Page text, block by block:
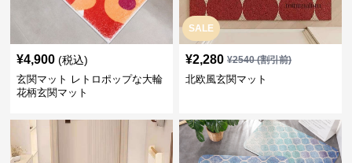
¥4,900 (税込)
玄関マット レトロポップな大輪
花柄玄関マット
SALE
¥2,280 ¥2540(割引前)
北欧風玄関マット